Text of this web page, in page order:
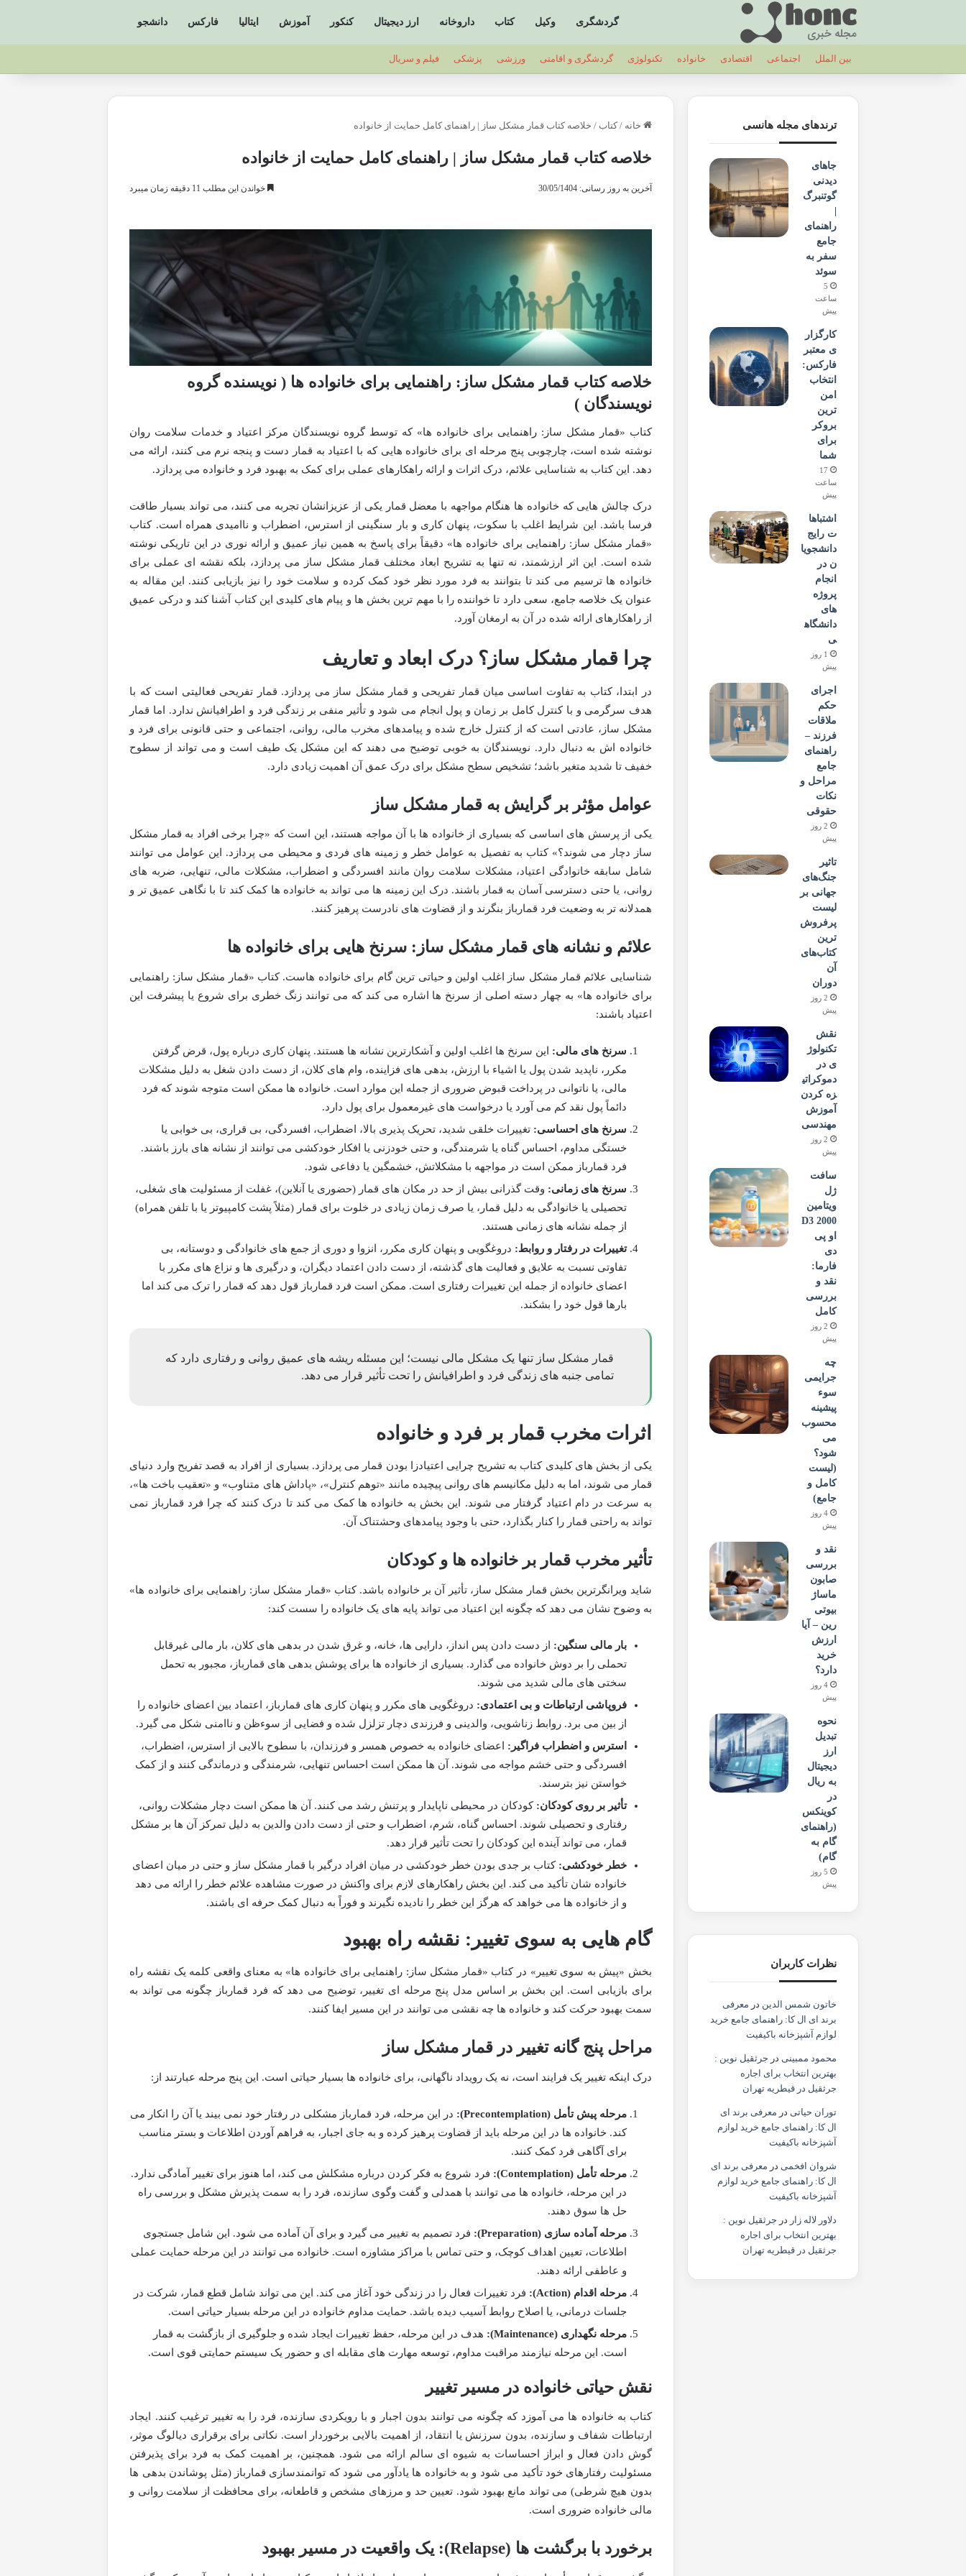
گردشگری وکیل کتاب داروخانه ارز دیجیتال کنکور آموزش ایتالیا فارکس دانشجو
بین الملل اجتماعی اقتصادی خانواده تکنولوژی گردشگری و اقامتی ورزشی پزشکی فیلم و سریال
خانه / کتاب / خلاصه کتاب قمار مشکل ساز | راهنمای کامل حمایت از خانواده
خلاصه کتاب قمار مشکل ساز | راهنمای کامل حمایت از خانواده
آخرین به روز رسانی: 30/05/1404 خواندن این مطلب 11 دقیقه زمان میبرد
خلاصه کتاب قمار مشکل ساز: راهنمایی برای خانواده ها ( نویسنده گروه
نویسندگان )
کتاب «قمار مشکل ساز: راهنمایی برای خانواده ها» که توسط گروه نویسندگان مرکز اعتیاد و خدمات سلامت روان
نوشته شده است، چارچوبی پنج مرحله ای برای خانواده هایی که با اعتیاد به قمار دست و پنجه نرم می کنند، ارائه می
دهد. این کتاب به شناسایی علائم، درک اثرات و ارائه راهکارهای عملی برای کمک به بهبود فرد و خانواده می پردازد.
درک چالش هایی که خانواده ها هنگام مواجهه با معضل قمار یکی از عزیزانشان تجربه می کنند، می تواند بسیار طاقت
فرسا باشد. این شرایط اغلب با سکوت، پنهان کاری و بار سنگینی از استرس، اضطراب و ناامیدی همراه است. کتاب
«قمار مشکل ساز: راهنمایی برای خانواده ها» دقیقاً برای پاسخ به همین نیاز عمیق و ارائه نوری در این تاریکی نوشته
شده است. این اثر ارزشمند، نه تنها به تشریح ابعاد مختلف قمار مشکل ساز می پردازد، بلکه نقشه ای عملی برای
خانواده ها ترسیم می کند تا بتوانند به فرد مورد نظر خود کمک کرده و سلامت خود را نیز بازیابی کنند. این مقاله به
عنوان یک خلاصه جامع، سعی دارد تا خواننده را با مهم ترین بخش ها و پیام های کلیدی این کتاب آشنا کند و درکی عمیق
از راهکارهای ارائه شده در آن به ارمغان آورد.
چرا قمار مشکل ساز؟ درک ابعاد و تعاریف
در ابتدا، کتاب به تفاوت اساسی میان قمار تفریحی و قمار مشکل ساز می پردازد. قمار تفریحی فعالیتی است که با
هدف سرگرمی و با کنترل کامل بر زمان و پول انجام می شود و تأثیر منفی بر زندگی فرد و اطرافیانش ندارد. اما قمار
مشکل ساز، عادتی است که از کنترل خارج شده و پیامدهای مخرب مالی، روانی، اجتماعی و حتی قانونی برای فرد و
خانواده اش به دنبال دارد. نویسندگان به خوبی توضیح می دهند که این مشکل یک طیف است و می تواند از سطوح
خفیف تا شدید متغیر باشد؛ تشخیص سطح مشکل برای درک عمق آن اهمیت زیادی دارد.
عوامل مؤثر بر گرایش به قمار مشکل ساز
یکی از پرسش های اساسی که بسیاری از خانواده ها با آن مواجه هستند، این است که «چرا برخی افراد به قمار مشکل
ساز دچار می شوند؟» کتاب به تفصیل به عوامل خطر و زمینه های فردی و محیطی می پردازد. این عوامل می توانند
شامل سابقه خانوادگی اعتیاد، مشکلات سلامت روان مانند افسردگی و اضطراب، مشکلات مالی، تنهایی، ضربه های
روانی، یا حتی دسترسی آسان به قمار باشند. درک این زمینه ها می تواند به خانواده ها کمک کند تا با نگاهی عمیق تر و
همدلانه تر به وضعیت فرد قمارباز بنگرند و از قضاوت های نادرست پرهیز کنند.
علائم و نشانه های قمار مشکل ساز: سرنخ هایی برای خانواده ها
شناسایی علائم قمار مشکل ساز اغلب اولین و حیاتی ترین گام برای خانواده هاست. کتاب «قمار مشکل ساز: راهنمایی
برای خانواده ها» به چهار دسته اصلی از سرنخ ها اشاره می کند که می توانند زنگ خطری برای شروع یا پیشرفت این
اعتیاد باشند:
سرنخ های مالی: این سرنخ ها اغلب اولین و آشکارترین نشانه ها هستند. پنهان کاری درباره پول، قرض گرفتن
مکرر، ناپدید شدن پول یا اشیاء با ارزش، بدهی های فزاینده، وام های کلان، از دست دادن شغل به دلیل مشکلات
مالی، یا ناتوانی در پرداخت قبوض ضروری از جمله این موارد است. خانواده ها ممکن است متوجه شوند که فرد
دائماً پول نقد کم می آورد یا درخواست های غیرمعمول برای پول دارد.
سرنخ های احساسی: تغییرات خلقی شدید، تحریک پذیری بالا، اضطراب، افسردگی، بی قراری، بی خوابی یا
خستگی مداوم، احساس گناه یا شرمندگی، و حتی خودزنی یا افکار خودکشی می توانند از نشانه های بارز باشند.
فرد قمارباز ممکن است در مواجهه با مشکلاتش، خشمگین یا دفاعی شود.
سرنخ های زمانی: وقت گذرانی بیش از حد در مکان های قمار (حضوری یا آنلاین)، غفلت از مسئولیت های شغلی،
تحصیلی یا خانوادگی به دلیل قمار، یا صرف زمان زیادی در خلوت برای قمار (مثلاً پشت کامپیوتر یا با تلفن همراه)
از جمله نشانه های زمانی هستند.
تغییرات در رفتار و روابط: دروغگویی و پنهان کاری مکرر، انزوا و دوری از جمع های خانوادگی و دوستانه، بی
تفاوتی نسبت به علایق و فعالیت های گذشته، از دست دادن اعتماد دیگران، و درگیری ها و نزاع های مکرر با
اعضای خانواده از جمله این تغییرات رفتاری است. ممکن است فرد قمارباز قول دهد که قمار را ترک می کند اما
بارها قول خود را بشکند.
قمار مشکل ساز تنها یک مشکل مالی نیست؛ این مسئله ریشه های عمیق روانی و رفتاری دارد که
تمامی جنبه های زندگی فرد و اطرافیانش را تحت تأثیر قرار می دهد.
اثرات مخرب قمار بر فرد و خانواده
یکی از بخش های کلیدی کتاب به تشریح چرایی اعتیادزا بودن قمار می پردازد. بسیاری از افراد به قصد تفریح وارد دنیای
قمار می شوند، اما به دلیل مکانیسم های روانی پیچیده مانند «توهم کنترل»، «پاداش های متناوب» و «تعقیب باخت ها»،
به سرعت در دام اعتیاد گرفتار می شوند. این بخش به خانواده ها کمک می کند تا درک کنند که چرا فرد قمارباز نمی
تواند به راحتی قمار را کنار بگذارد، حتی با وجود پیامدهای وحشتناک آن.
تأثیر مخرب قمار بر خانواده ها و کودکان
شاید ویرانگرترین بخش قمار مشکل ساز، تأثیر آن بر خانواده باشد. کتاب «قمار مشکل ساز: راهنمایی برای خانواده ها»
به وضوح نشان می دهد که چگونه این اعتیاد می تواند پایه های یک خانواده را سست کند:
بار مالی سنگین: از دست دادن پس انداز، دارایی ها، خانه، و غرق شدن در بدهی های کلان، بار مالی غیرقابل
تحملی را بر دوش خانواده می گذارد. بسیاری از خانواده ها برای پوشش بدهی های قمارباز، مجبور به تحمل
سختی های مالی شدید می شوند.
فروپاشی ارتباطات و بی اعتمادی: دروغگویی های مکرر و پنهان کاری های قمارباز، اعتماد بین اعضای خانواده را
از بین می برد. روابط زناشویی، والدینی و فرزندی دچار تزلزل شده و فضایی از سوءظن و ناامنی شکل می گیرد.
استرس و اضطراب فراگیر: اعضای خانواده به خصوص همسر و فرزندان، با سطوح بالایی از استرس، اضطراب،
افسردگی و حتی خشم مواجه می شوند. آن ها ممکن است احساس تنهایی، شرمندگی و درماندگی کنند و از کمک
خواستن نیز بترسند.
تأثیر بر روی کودکان: کودکان در محیطی ناپایدار و پرتنش رشد می کنند. آن ها ممکن است دچار مشکلات روانی،
رفتاری و تحصیلی شوند. احساس گناه، شرم، اضطراب و حتی از دست دادن والدین به دلیل تمرکز آن ها بر مشکل
قمار، می تواند آینده این کودکان را تحت تأثیر قرار دهد.
خطر خودکشی: کتاب بر جدی بودن خطر خودکشی در میان افراد درگیر با قمار مشکل ساز و حتی در میان اعضای
خانواده شان تأکید می کند. این بخش راهکارهای لازم برای واکنش در صورت مشاهده علائم خطر را ارائه می دهد
و از خانواده ها می خواهد که هرگز این خطر را نادیده نگیرند و فوراً به دنبال کمک حرفه ای باشند.
گام هایی به سوی تغییر: نقشه راه بهبود
بخش «پیش به سوی تغییر» در کتاب «قمار مشکل ساز: راهنمایی برای خانواده ها» به معنای واقعی کلمه یک نقشه راه
برای بازیابی است. این بخش بر اساس مدل پنج مرحله ای تغییر، توضیح می دهد که فرد قمارباز چگونه می تواند به
سمت بهبود حرکت کند و خانواده ها چه نقشی می توانند در این مسیر ایفا کنند.
مراحل پنج گانه تغییر در قمار مشکل ساز
درک اینکه تغییر یک فرایند است، نه یک رویداد ناگهانی، برای خانواده ها بسیار حیاتی است. این پنج مرحله عبارتند از:
مرحله پیش تأمل (Precontemplation):
در این مرحله، فرد قمارباز مشکلی در رفتار خود نمی بیند یا آن را انکار می
کند. خانواده ها در این مرحله باید از قضاوت پرهیز کرده و به جای اجبار، به فراهم آوردن اطلاعات و بستر مناسب
برای آگاهی فرد کمک کنند.
مرحله تأمل (Contemplation):
فرد شروع به فکر کردن درباره مشکلش می کند، اما هنوز برای تغییر آمادگی ندارد.
در این مرحله، خانواده ها می توانند با همدلی و گفت وگوی سازنده، فرد را به سمت پذیرش مشکل و بررسی راه
حل ها سوق دهند.
مرحله آماده سازی (Preparation):
فرد تصمیم به تغییر می گیرد و برای آن آماده می شود. این شامل جستجوی
اطلاعات، تعیین اهداف کوچک، و حتی تماس با مراکز مشاوره است. خانواده می توانند در این مرحله حمایت عملی
و عاطفی ارائه دهند.
مرحله اقدام (Action):
فرد تغییرات فعال را در زندگی خود آغاز می کند. این می تواند شامل قطع قمار، شرکت در
جلسات درمانی، یا اصلاح روابط آسیب دیده باشد. حمایت مداوم خانواده در این مرحله بسیار حیاتی است.
مرحله نگهداری (Maintenance):
هدف در این مرحله، حفظ تغییرات ایجاد شده و جلوگیری از بازگشت به قمار
است. این مرحله نیازمند مراقبت مداوم، توسعه مهارت های مقابله ای و حضور یک سیستم حمایتی قوی است.
نقش حیاتی خانواده در مسیر تغییر
کتاب به خانواده ها می آموزد که چگونه می توانند بدون اجبار و با رویکردی سازنده، فرد را به تغییر ترغیب کنند. ایجاد
ارتباطات شفاف و سازنده، بدون سرزنش یا انتقاد، از اهمیت بالایی برخوردار است. نکاتی برای برقراری دیالوگ موثر،
گوش دادن فعال و ابراز احساسات به شیوه ای سالم ارائه می شود. همچنین، بر اهمیت کمک به فرد برای پذیرفتن
مسئولیت رفتارهای خود تأکید می شود و به خانواده ها یادآور می شود که توانمندسازی قمارباز (مثل پوشاندن بدهی ها
بدون هیچ شرطی) می تواند مانع بهبود شود. تعیین حد و مرزهای مشخص و قاطعانه، برای محافظت از سلامت روانی و
مالی خانواده ضروری است.
برخورد با برگشت ها (Relapse): یک واقعیت در مسیر بهبود
ترندهای مجله هانسی
جاهای
دیدنی
گوتنبرگ
راهنمای
جامع
سفر به
سوئد
5
ساعت
پیش
کارگزار
ی معتبر
فارکس:
انتخاب
امن
ترین
بروکر
برای
شما
17
ساعت
پیش
اشتباها
ت رایج
دانشجویا
ن در
انجام
پروژه
های
دانشگاه
ی
1 روز
پیش
اجرای
حکم
ملاقات
فرزند –
راهنمای
جامع
مراحل و
نکات
حقوقی
2 روز
پیش
تاثیر
جنگ‌های
جهانی بر
لیست
پرفروش‌
ترین
کتاب‌های
آن
دوران
2 روز
پیش
نقش
تکنولوژ
ی در
دموکراتی
زه کردن
آموزش
مهندسی
2 روز
پیش
سافت
ژل
ویتامین
D3 2000
او پی
دی
فارما:
نقد و
بررسی
کامل
2 روز
پیش
چه
جرایمی
سوء
پیشینه
محسوب
می
شود؟
(لیست
کامل و
جامع)
4 روز
پیش
نقد و
بررسی
صابون
ماساژ
بیوتی
رین – آیا
ارزش
خرید
دارد؟
4 روز
پیش
نحوه
تبدیل
ارز
دیجیتال
به ریال
در
کوینکس
(راهنمای
گام به
گام)
5 روز
پیش
نظرات کاربران
خاتون شمس الدین در معرفی
برند ای ال کا: راهنمای جامع خرید
لوازم آشپزخانه باکیفیت
محمود ممبینی در جرثقیل نوین :
بهترین انتخاب برای اجاره
جرثقیل در قیطریه تهران
توران حیاتی در معرفی برند ای
ال کا: راهنمای جامع خرید لوازم
آشپزخانه باکیفیت
شروان افخمی در معرفی برند ای
ال کا: راهنمای جامع خرید لوازم
آشپزخانه باکیفیت
دلاور لاله زار در جرثقیل نوین :
بهترین انتخاب برای اجاره
جرثقیل در قیطریه تهران